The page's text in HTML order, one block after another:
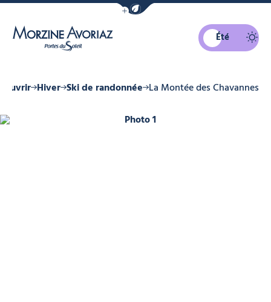
Afficher la barre de navigation du
Été
Hiver Ski de randonnée La Montée des Chavannes
Photo 1, © SOLEGETS